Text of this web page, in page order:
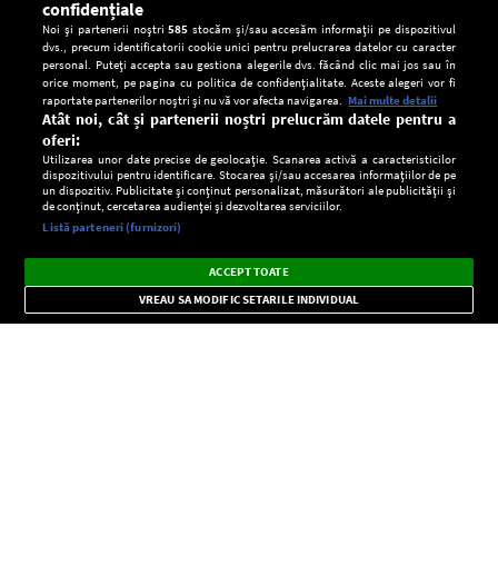
CONFIDENŢIALITATE
Setări:
Dark
Mode
Radio live, podcasturi, știri și alerte
importante.
×
confidențiale
Noi și partenerii noștri585 stocăm și/sau accesăm informații pe dispozitivul
dvs., precum identificatorii cookie unici pentru prelucrarea datelor cu caracter
personal. Puteți accepta sau gestiona alegerile dvs. făcând clic mai jos sau în
orice moment, pe pagina cu politica de confidențialitate. Aceste alegeri vor fi
raportate partenerilor noștri și nu vă vor afecta navigarea. Mai multe detalii
Atât noi, cât și partenerii noștri prelucrăm datele pentru a
oferi:
Utilizarea unor date precise de geolocație. Scanarea activă a caracteristicilor
dispozitivului pentru identificare. Stocarea și/sau accesarea informațiilor de pe
un dispozitiv. Publicitate și conținut personalizat, măsurători ale publicității și
de conținut, cercetarea audienței și dezvoltarea serviciilor.
Listă parteneri (furnizori)
ACCEPT TOATE
VREAU SA MODIFIC SETARILE INDIVIDUAL